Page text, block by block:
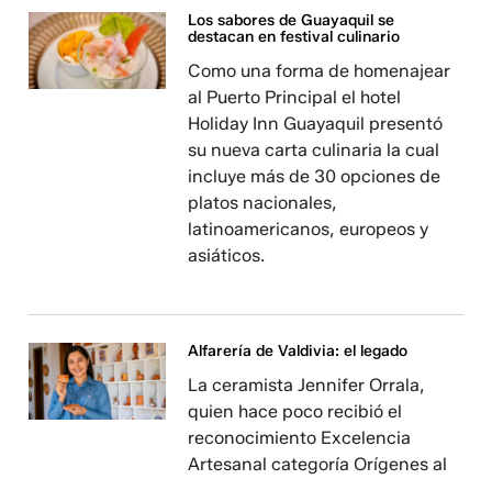
Los sabores de Guayaquil se
destacan en festival culinario
Como una forma de homenajear
al Puerto Principal el hotel
Holiday Inn Guayaquil presentó
su nueva carta culinaria la cual
incluye más de 30 opciones de
platos nacionales,
latinoamericanos, europeos y
asiáticos.
Alfarería de Valdivia: el legado
La ceramista Jennifer Orrala,
quien hace poco recibió el
reconocimiento Excelencia
Artesanal categoría Orígenes al